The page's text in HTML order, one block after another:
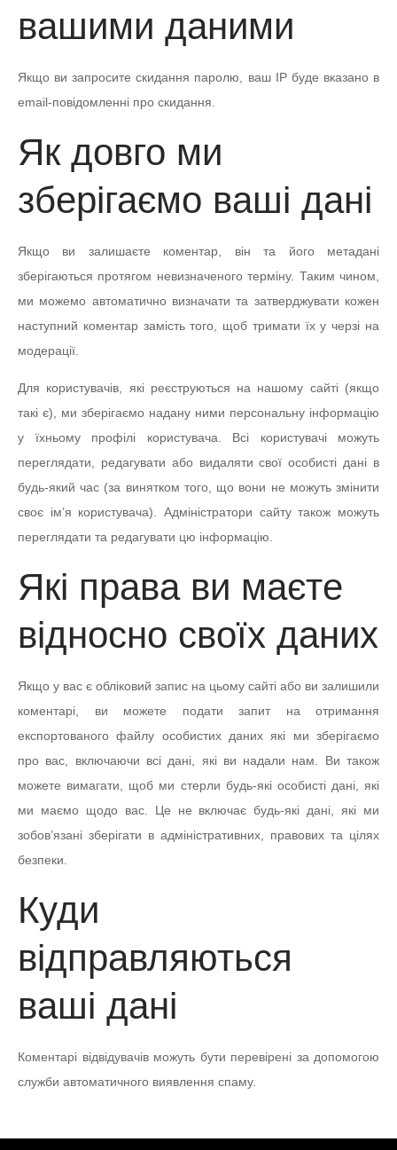
вашими даними
Якщо ви запросите скидання паролю, ваш IP буде вказано в
email-повідомленні про скидання.
Як довго ми
зберігаємо ваші дані
Якщо ви залишаєте коментар, він та його метадані
зберігаються протягом невизначеного терміну. Таким чином,
ми можемо автоматично визначати та затверджувати кожен
наступний коментар замість того, щоб тримати їх у черзі на
модерації.
Для користувачів, які реєструються на нашому сайті (якщо
такі є), ми зберігаємо надану ними персональну інформацію
у їхньому профілі користувача. Всі користувачі можуть
переглядати, редагувати або видаляти свої особисті дані в
будь-який час (за винятком того, що вони не можуть змінити
своє ім’я користувача). Адміністратори сайту також можуть
переглядати та редагувати цю інформацію.
Які права ви маєте
відносно своїх даних
Якщо у вас є обліковий запис на цьому сайті або ви залишили
коментарі, ви можете подати запит на отримання
експортованого файлу особистих даних які ми зберігаємо
про вас, включаючи всі дані, які ви надали нам. Ви також
можете вимагати, щоб ми стерли будь-які особисті дані, які
ми маємо щодо вас. Це не включає будь-які дані, які ми
зобов’язані зберігати в адміністративних, правових та цілях
безпеки.
Куди
відправляються
ваші дані
Коментарі відвідувачів можуть бути перевірені за допомогою
служби автоматичного виявлення спаму.